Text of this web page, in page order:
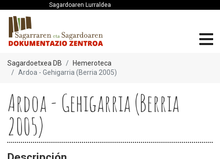
Sagardoaren Lurraldea
Sagardoetxea DB
Hemeroteca
Ardoa - Gehigarria (Berria 2005)
Ardoa - Gehigarria (Berria
2005)